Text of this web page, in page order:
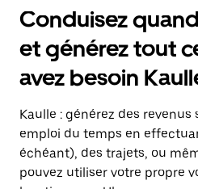
Conduisez
et générez tout
avez besoin
Kaulle : générez des revenus
emploi du temps en
échéant), des trajets, ou
pouvez utiliser votre propre